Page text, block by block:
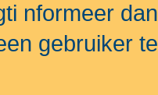
nformeer
gebruiker